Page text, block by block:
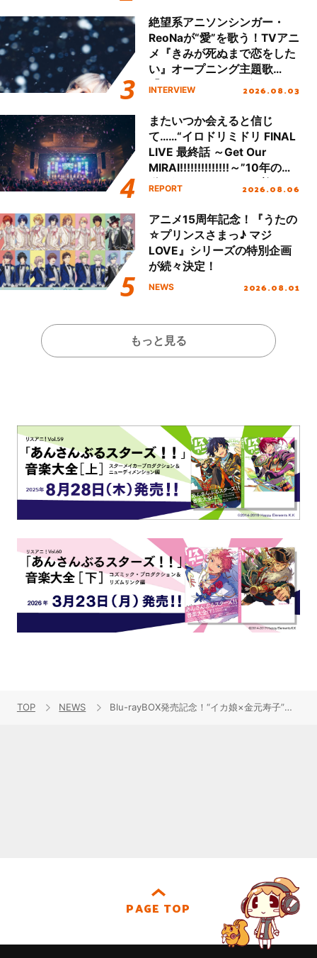
絶望系アニソンシンガー・
ReoNaが“愛”を歌う！TVアニ
メ『きみが死ぬまで恋をした
い』オープニング主題歌
「Amore」インタビュー
INTERVIEW 2026.08.03
またいつか会えると信じ
て……“イロドリミドリ FINAL
LIVE 最終話 ～Get Our
MIRAI!!!!!!!!!!!!!!～”10年の活
動を経てファイナルを迎える
REPORT 2026.08.06
アニメ15周年記念！『うたの
☆プリンスさまっ♪ マジ
LOVE』シリーズの特別企画
が続々決定！
NEWS 2026.08.01
もっと見る
TOP NEWS Blu-rayBOX発売記念！“イカ娘×金元寿子”トーク＆ライブショー開催！
PAGE TOP